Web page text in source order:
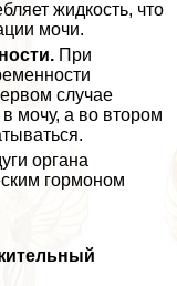
жидкость, что
мочи.
При
случае
мочу, а во втором
органа
гормоном